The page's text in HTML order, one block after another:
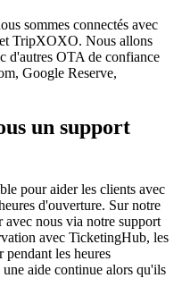
sommes connectés avec
TripXOXO. Nous allons
d'autres OTA de confiance
Google Reserve,
un support
pour aider les clients avec
d'ouverture. Sur notre
nous via notre support
avec TicketingHub, les
pendant les heures
aide continue alors qu'ils